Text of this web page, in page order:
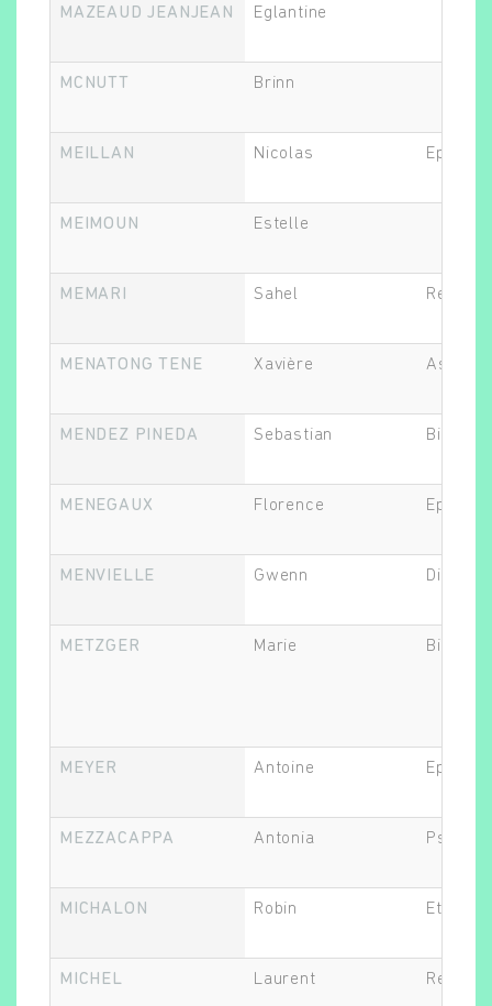
Rechercher
MAZEAUD JEANJEAN Eglantine
MCNUTT Brinn
MEILLAN Nicolas
MEIMOUN Estelle
MEMARI Sahel
MENATONG TENE Xavière
MENDEZ PINEDA Sebastian
MENEGAUX Florence
MENVIELLE Gwenn
METZGER Marie
MEYER Antoine
MEZZACAPPA Antonia
MICHALON Robin
MICHEL Laurent